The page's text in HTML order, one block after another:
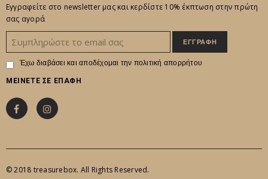
Εγγραφείτε στο newsletter μας και κερδίστε 10% έκπτωση στην πρώτη
σας αγορά
Έχω διαβάσει και αποδέχομαι την πολιτική απορρήτου
ΜΕΙΝΕΤΕ ΣΕ ΕΠΑΦΗ
© 2018 treasurebox. All Rights Reserved.